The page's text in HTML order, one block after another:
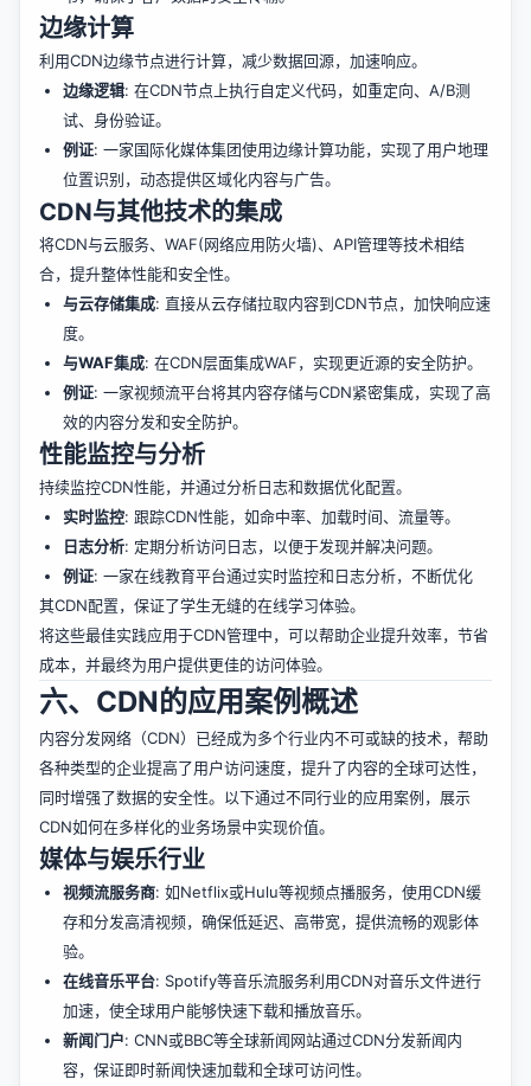
边缘计算
利用CDN边缘节点进行计算，减少数据回源，加速响应。
边缘逻辑: 在CDN节点上执行自定义代码，如重定向、A/B测
试、身份验证。
例证: 一家国际化媒体集团使用边缘计算功能，实现了用户地理
位置识别，动态提供区域化内容与广告。
CDN与其他技术的集成
将CDN与云服务、WAF(网络应用防火墙)、API管理等技术相结
合，提升整体性能和安全性。
与云存储集成: 直接从云存储拉取内容到CDN节点，加快响应速
度。
与WAF集成: 在CDN层面集成WAF，实现更近源的安全防护。
例证: 一家视频流平台将其内容存储与CDN紧密集成，实现了高
效的内容分发和安全防护。
性能监控与分析
持续监控CDN性能，并通过分析日志和数据优化配置。
实时监控: 跟踪CDN性能，如命中率、加载时间、流量等。
日志分析: 定期分析访问日志，以便于发现并解决问题。
例证: 一家在线教育平台通过实时监控和日志分析，不断优化
其CDN配置，保证了学生无缝的在线学习体验。
将这些最佳实践应用于CDN管理中，可以帮助企业提升效率，节省
成本，并最终为用户提供更佳的访问体验。
六、CDN的应用案例概述
内容分发网络（CDN）已经成为多个行业内不可或缺的技术，帮助
各种类型的企业提高了用户访问速度，提升了内容的全球可达性，
同时增强了数据的安全性。以下通过不同行业的应用案例，展示
CDN如何在多样化的业务场景中实现价值。
媒体与娱乐行业
视频流服务商: 如Netflix或Hulu等视频点播服务，使用CDN缓
存和分发高清视频，确保低延迟、高带宽，提供流畅的观影体
验。
在线音乐平台: Spotify等音乐流服务利用CDN对音乐文件进行
加速，使全球用户能够快速下载和播放音乐。
新闻门户: CNN或BBC等全球新闻网站通过CDN分发新闻内
容，保证即时新闻快速加载和全球可访问性。